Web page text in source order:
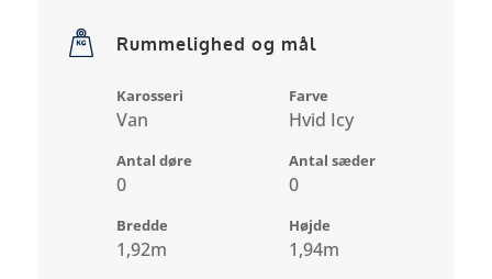
Rummelighed og mål
Karosseri
Van
Farve
Hvid Icy
Antal døre
0
Antal sæder
0
Bredde
1,92m
Højde
1,94m